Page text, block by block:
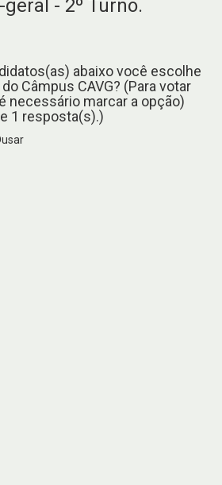
- 2º Turno.
abaixo você escolhe
Câmpus CAVG? (Para votar
necessário marcar a opção)
1 resposta(s).)